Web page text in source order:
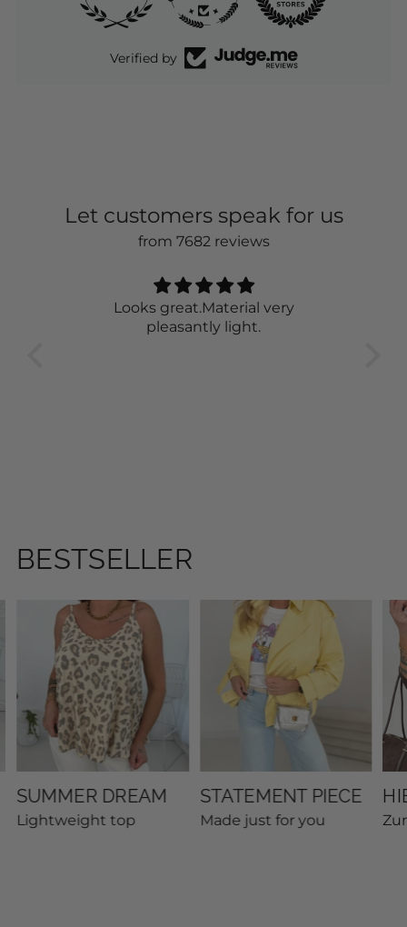
Verified by
Let customers speak for us
from 7682 reviews
Very nice 👍
The sweater is just awesome. It is
BESTSELLER
SUMMER DREAM
Lightweight top
STATEMENT PIECE
Made just for you